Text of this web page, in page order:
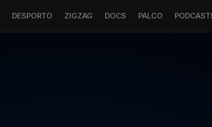
DESPORTO ZIGZAG DOCS PALCO